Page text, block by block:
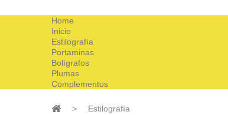
Home
Inicio
Estilografía
Portaminas
Bolígrafos
Plumas
Complementos
> Estilografía